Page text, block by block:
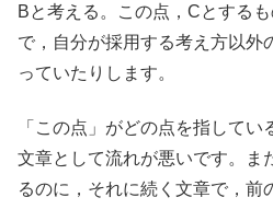
Bと考える。この点，Cとする
で，自分が採用する考え方以外
っていたりします。
「この点」がどの点を指してい
文章として流れが悪いです。ま
るのに，それに続く文章で，前